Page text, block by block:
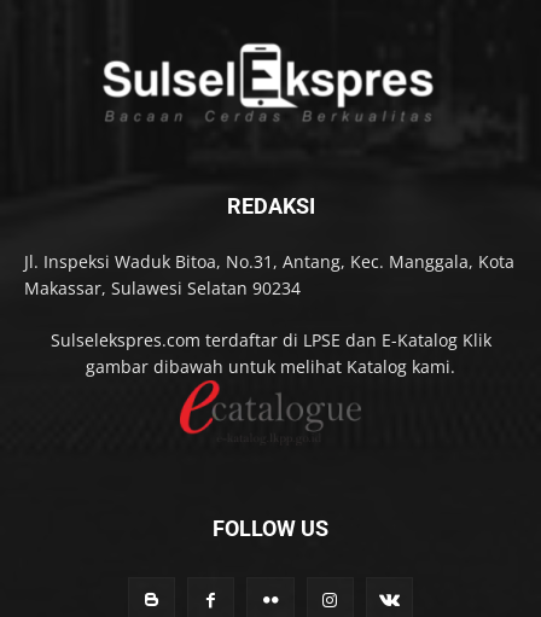
REDAKSI
Jl. Inspeksi Waduk Bitoa, No.31, Antang, Kec. Manggala, Kota
Makassar, Sulawesi Selatan 90234
Sulselekspres.com terdaftar di LPSE dan E-Katalog Klik
gambar dibawah untuk melihat Katalog kami.
FOLLOW US